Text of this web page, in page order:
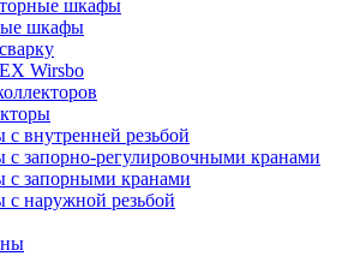
шкафы
шкафы
Wirsbo
с внутренней резьбой
с запорно-регулировочными кранами
с запорными кранами
с наружной резьбой